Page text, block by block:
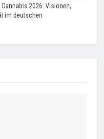
2026: Visionen,
im deutschen